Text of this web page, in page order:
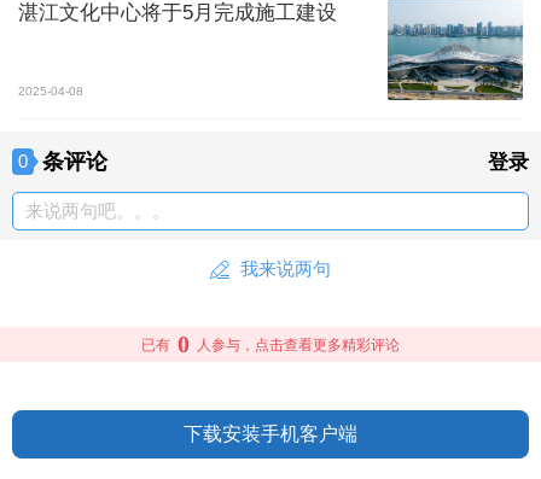
湛江文化中心将于5月完成施工建设
2025-04-08
0 条评论 登录
来说两句吧。。。
我来说两句
已有 0 人参与，点击查看更多精彩评论
下载安装手机客户端